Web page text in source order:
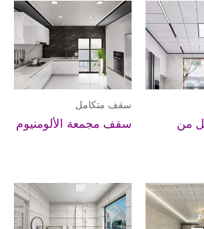
من
سقف متكامل
سقف مجمعة الألومنيوم